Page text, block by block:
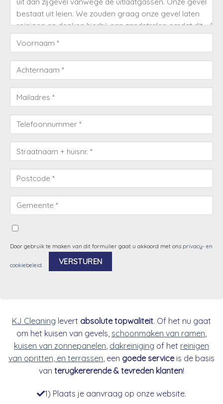
Door gebruik te maken van dit formulier gaat u akkoord met ons privacy- en
cookiebeleid.
KJ Cleaning levert absolute topwaliteit. Of het nu gaat
om het kuisen van gevels, schoonmaken van ramen
kuisen van zonnepanelen dakreiniging of het reinigen
van opritten, en terrassen , een goede serviceis de basis
van terugkererende & tevreden klanten!
1) Plaats je aanvraag op onze website.